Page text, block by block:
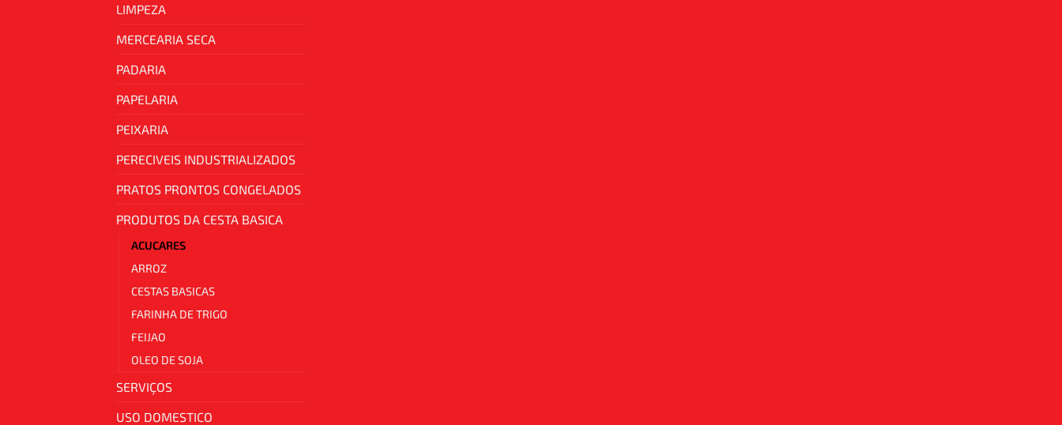
LIMPEZA
MERCEARIA SECA
PADARIA
PAPELARIA
PEIXARIA
PERECIVEIS INDUSTRIALIZADOS
PRATOS PRONTOS CONGELADOS
PRODUTOS DA CESTA BASICA
ACUCARES
ARROZ
CESTAS BASICAS
FARINHA DE TRIGO
FEIJAO
OLEO DE SOJA
SERVIÇOS
USO DOMESTICO